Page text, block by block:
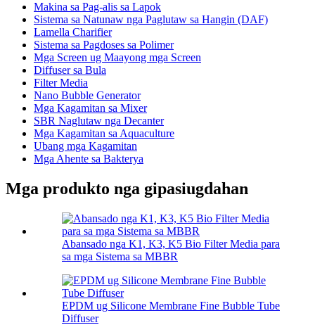
Makina sa Pag-alis sa Lapok
Sistema sa Natunaw nga Paglutaw sa Hangin (DAF)
Lamella Charifier
Sistema sa Pagdoses sa Polimer
Mga Screen ug Maayong mga Screen
Diffuser sa Bula
Filter Media
Nano Bubble Generator
Mga Kagamitan sa Mixer
SBR Naglutaw nga Decanter
Mga Kagamitan sa Aquaculture
Ubang mga Kagamitan
Mga Ahente sa Bakterya
Mga produkto nga gipasiugdahan
Abansado nga K1, K3, K5 Bio Filter Media para
sa mga Sistema sa MBBR
EPDM ug Silicone Membrane Fine Bubble Tube
Diffuser